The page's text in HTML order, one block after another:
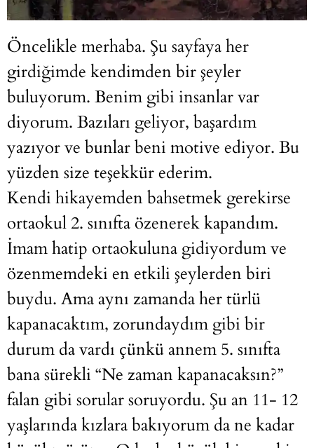
Öncelikle merhaba. Şu sayfaya her
girdiğimde kendimden bir şeyler
buluyorum. Benim gibi insanlar var
diyorum. Bazıları geliyor, başardım
yazıyor ve bunlar beni motive ediyor. Bu
yüzden size teşekkür ederim.
Kendi hikayemden bahsetmek gerekirse
ortaokul 2. sınıfta özenerek kapandım.
İmam hatip ortaokuluna gidiyordum ve
özenmemdeki en etkili şeylerden biri
buydu. Ama aynı zamanda her türlü
kapanacaktım, zorundaydım gibi bir
durum da vardı çünkü annem 5. sınıfta
bana sürekli “Ne zaman kapanacaksın?”
falan gibi sorular soruyordu. Şu an 11- 12
yaşlarında kızlara bakıyorum da ne kadar